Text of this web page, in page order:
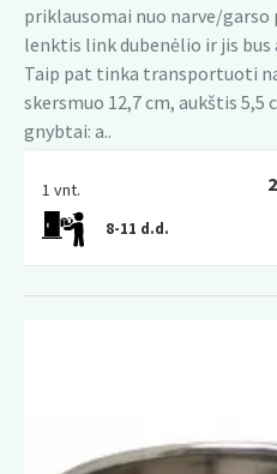
priklausomai nuo narve/garso
lenktis link dubenėlio ir jis
Taip pat tinka transportuoti
skersmuo 12,7 cm, aukštis 5,5
gnybtai: a..
1 vnt.
8-11 d.d.